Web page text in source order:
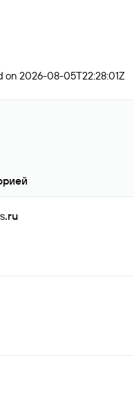
on 2026-08-05T22:28:01Z
.ru